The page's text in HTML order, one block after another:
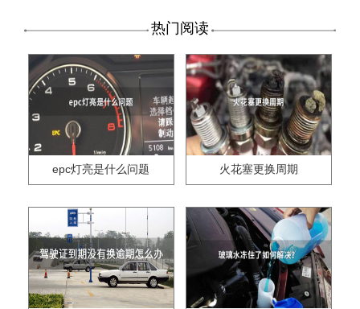
热门阅读
epc灯亮是什么问题 火花塞更换周期